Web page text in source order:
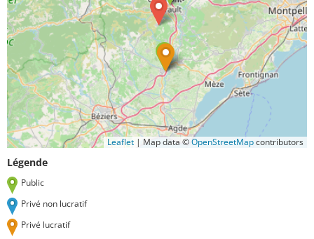
Leaflet | Map data ©OpenStreetMapcontributors
Légende
Public
Privé non lucratif
Privé lucratif